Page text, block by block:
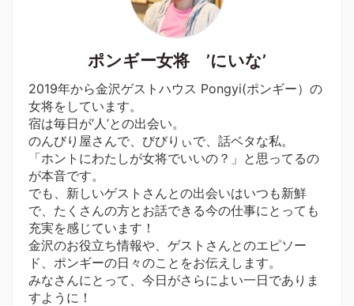
ポンギー女将 ’にいな’
2019年から金沢ゲストハウス Pongyi(ポンギー）の
女将をしています。
宿は毎日が’人’との出会い。
のんびり屋さんで、びびりぃで、話ベタな私。
「ホントにわたしが女将でいいの？」と思ってるの
が本音です。
でも、新しいゲストさんとの出会いはいつも新鮮
で、たくさんの方とお話できる今の仕事にとっても
充実を感じています！
金沢のお役立ち情報や、ゲストさんとのエピソー
ド、ポンギーの日々のことをお伝えします。
みなさんにとって、今日がさらによい一日でありま
すように！